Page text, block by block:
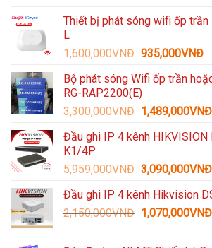
Thiết bị phát sóng wifi ốp trần
L
1,600,000VNĐ Giá
là:
1,600,000VNĐ.
935,000VNĐGiá
Bộ phát sóng Wifi ốp trần
RG-RAP2200(E)
3,300,000VNĐ Giá
là:
1,489,000VNĐ
Đầu ghi IP 4 kênh HIKVISION
K1/4P
5,959,000VNĐ Giá
là:
5,959,000VNĐ.
3,090,000VNĐ
Đầu ghi IP 4 kênh Hikvision
2,150,000VNĐ Giá
1,070,000VNĐ